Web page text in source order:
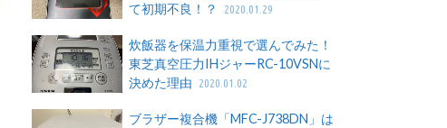
て初期不良！？
2020.01.29
炊飯器を保温力重視で選んでみた！
東芝真空圧力IHジャーRC-10VSNに
決めた理由
2020.01.02
ブラザー複合機「MFC-J738DN」は